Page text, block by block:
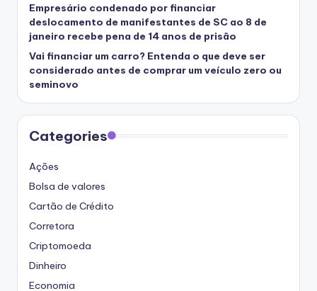
Empresário condenado por financiar
deslocamento de manifestantes de SC ao 8 de
janeiro recebe pena de 14 anos de prisão
Vai financiar um carro? Entenda o que deve ser
considerado antes de comprar um veículo zero ou
seminovo
Categories
Ações
Bolsa de valores
Cartão de Crédito
Corretora
Criptomoeda
Dinheiro
Economia